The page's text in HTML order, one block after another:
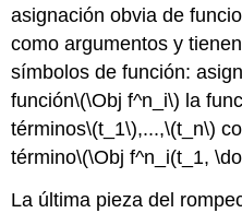
asignación obvia de
como argumentos y
símbolos de función:
función\(\Obj f^n_i\) la
términos\(t_1\),...,\(t_n\)
término\(\Obj f^n_i(t_1,
La última pieza del